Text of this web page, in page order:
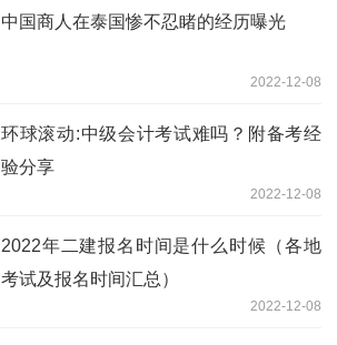
中国商人在泰国惨不忍睹的经历曝光
2022-12-08
环球滚动:中级会计考试难吗？附备考经
验分享
2022-12-08
2022年二建报名时间是什么时候（各地
考试及报名时间汇总）
2022-12-08